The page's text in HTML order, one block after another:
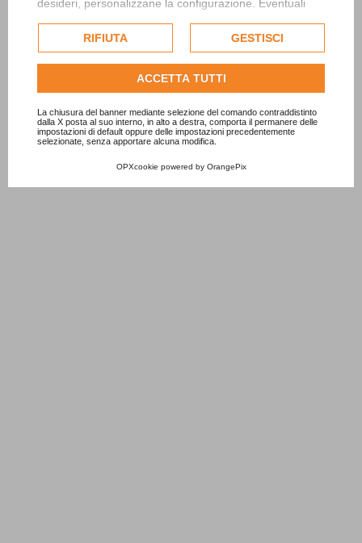
desideri, personalizzane la configurazione. Eventuali
esclusivamente previa acquisizione del consenso
dell'utente.
Consulta l'informativa cookie completa.
RIFIUTA GESTISCI
ACCETTA TUTTI
La chiusura del banner mediante selezione del comando contraddistinto
dalla X posta al suo interno, in alto a destra, comporta il permanere delle
impostazioni di default oppure delle impostazioni precedentemente
selezionate, senza apportare alcuna modifica.
OPXcookie powered by OrangePix